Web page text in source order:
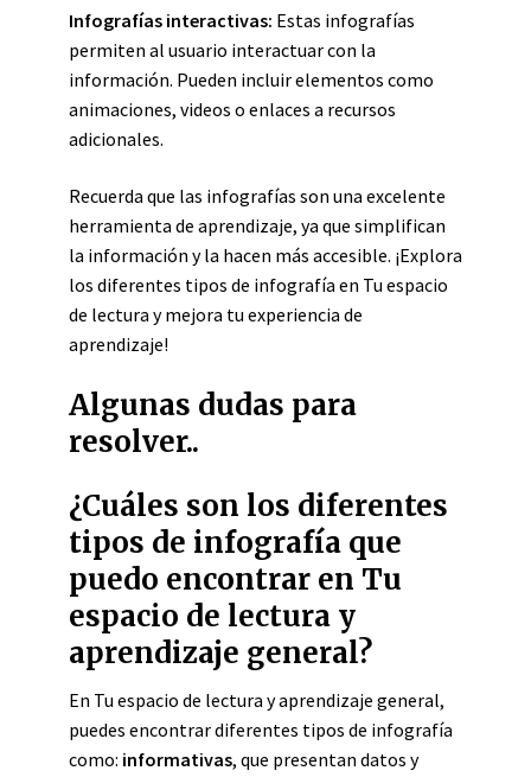
Infografías interactivas: Estas infografías
permiten al usuario interactuar con la
información. Pueden incluir elementos como
animaciones, videos o enlaces a recursos
adicionales.
Recuerda que las infografías son una excelente
herramienta de aprendizaje, ya que simplifican
la información y la hacen más accesible. ¡Explora
los diferentes tipos de infografía en Tu espacio
de lectura y mejora tu experiencia de
aprendizaje!
Algunas dudas para
resolver..
¿Cuáles son los diferentes
tipos de infografía que
puedo encontrar en Tu
espacio de lectura y
aprendizaje general?
En Tu espacio de lectura y aprendizaje general,
puedes encontrar diferentes tipos de infografía
como: informativas, que presentan datos y